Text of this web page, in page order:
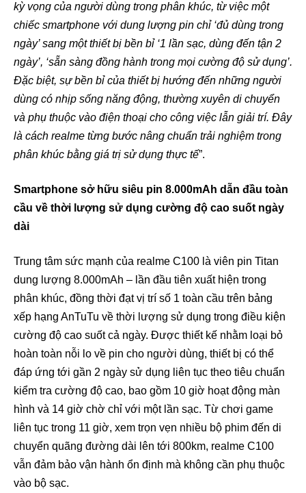
kỳ vọng của người dùng trong phân khúc, từ việc một
chiếc smartphone với dung lượng pin chỉ ‘đủ dùng trong
ngày’ sang một thiết bị bền bỉ ‘1 lần sạc, dùng đến tận 2
ngày’, ‘sẵn sàng đồng hành trong mọi cường độ sử dụng’.
Đặc biệt, sự bền bỉ của thiết bị hướng đến những người
dùng có nhịp sống năng động, thường xuyên di chuyển
và phụ thuộc vào điện thoại cho công việc lẫn giải trí. Đây
là cách realme từng bước nâng chuẩn trải nghiệm trong
phân khúc bằng giá trị sử dụng thực tế”.
Smartphone sở hữu siêu pin 8.000mAh dẫn đầu toàn
cầu về thời lượng sử dụng cường độ cao suốt ngày
dài
Trung tâm sức mạnh của realme C100 là viên pin Titan
dung lượng 8.000mAh – lần đầu tiên xuất hiện trong
phân khúc, đồng thời đạt vị trí số 1 toàn cầu trên bảng
xếp hạng AnTuTu về thời lượng sử dụng trong điều kiện
cường độ cao suốt cả ngày. Được thiết kế nhằm loại bỏ
hoàn toàn nỗi lo về pin cho người dùng, thiết bị có thể
đáp ứng tới gần 2 ngày sử dụng liên tục theo tiêu chuẩn
kiểm tra cường độ cao, bao gồm 10 giờ hoạt động màn
hình và 14 giờ chờ chỉ với một lần sạc. Từ chơi game
liên tục trong 11 giờ, xem trọn vẹn nhiều bộ phim đến di
chuyển quãng đường dài lên tới 800km, realme C100
vẫn đảm bảo vận hành ổn định mà không cần phụ thuộc
vào bộ sạc.